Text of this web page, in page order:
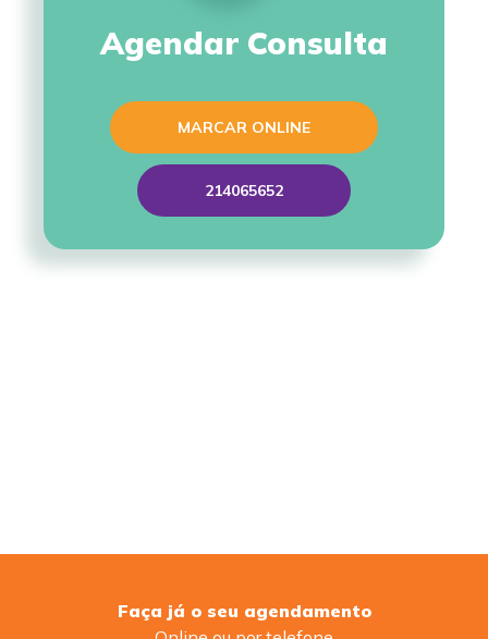
Agendar Consulta
MARCAR ONLINE
214065652
Faça já o seu agendamento